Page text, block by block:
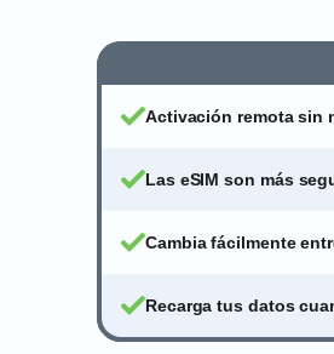
Activación remota sin
Las eSIM son más
Cambia fácilmente
Recarga tus datos